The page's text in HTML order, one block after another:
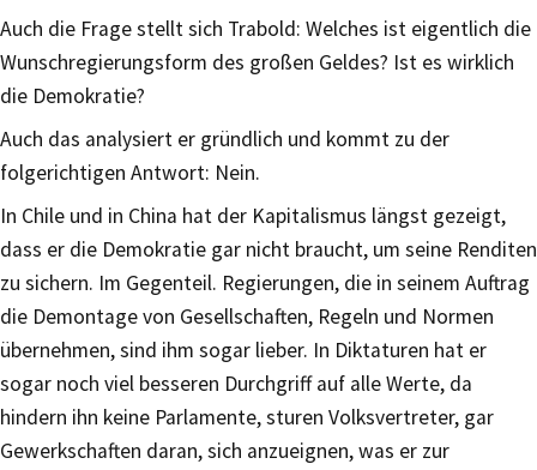
Auch die Frage stellt sich Trabold: Welches ist eigentlich die
Wunschregierungsform des großen Geldes? Ist es wirklich
die Demokratie?
Auch das analysiert er gründlich und kommt zu der
folgerichtigen Antwort: Nein.
In Chile und in China hat der Kapitalismus längst gezeigt,
dass er die Demokratie gar nicht braucht, um seine Renditen
zu sichern. Im Gegenteil. Regierungen, die in seinem Auftrag
die Demontage von Gesellschaften, Regeln und Normen
übernehmen, sind ihm sogar lieber. In Diktaturen hat er
sogar noch viel besseren Durchgriff auf alle Werte, da
hindern ihn keine Parlamente, sturen Volksvertreter, gar
Gewerkschaften daran, sich anzueignen, was er zur